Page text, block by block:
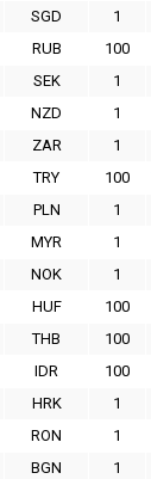
SGD
1
RUB
100
SEK
1
NZD
1
ZAR
1
TRY
100
PLN
1
MYR
1
NOK
1
HUF
100
THB
100
IDR
100
HRK
1
RON
1
BGN
1